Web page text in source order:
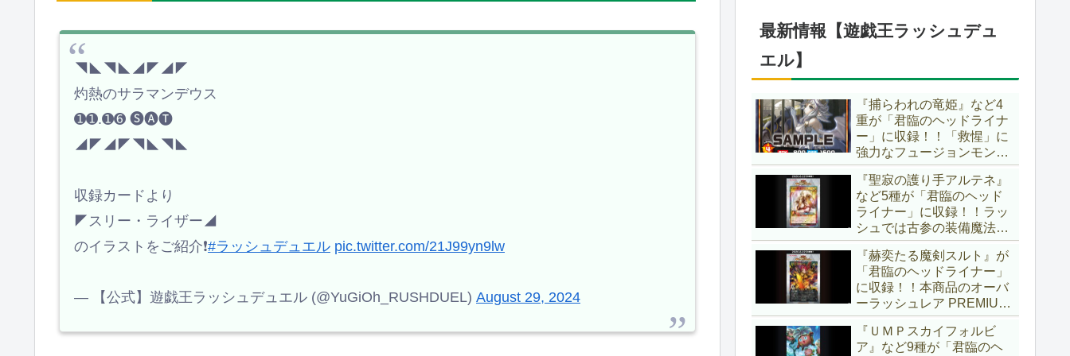
◥◣◥◣◢◤◢◤
灼熱のサラマンデウス
➊➊.➊➏ 🅢🅐🅣
◢◤◢◤◥◣◥◣
収録カードより
◤スリー・ライザー◢
のイラストをご紹介❗️#ラッシュデュエル pic.twitter.com/21J99yn9lw
— 【公式】遊戯王ラッシュデュエル (@YuGiOh_RUSHDUEL) August 29, 2024
今回は前回以上に個性派揃
いとなりましたね～。【遊
最新情報【遊戯王ラッシュデュ
エル】
『捕らわれの竜姫』など4
重が「君臨のヘッドライナ
ー」に収録！！「救惺」に
強力なフュージョンモンス
ターとサポーターが登
場！！性能の高さはもちろ
ん、イラストから推察され
る背景ストーリーも興味深
い……。【遊戯王ラッシュ
デュエル】
『聖寂の護り手アルテネ』
など5種が「君臨のヘッド
ライナー」に収録！！ラッ
シュでは古参の装備魔法
『アルテネの加護』がテー
マ化！！3種のユニオンが
存在し、天使族では汎用的
なサポーターとなります
ね！！【遊戯王ラッシュデ
ュエル】
『赫奕たる魔剣スルト』が
「君臨のヘッドライナー」
に収録！！本商品のオーバ
ーラッシュレア PREMIUM
BLACK Ver.枠！！初の下級
モンスターで、「ヘルシ
ィ」と相性抜群なバウンス
『ＵＭＰスカイフォルビ
ア』など9種が「君臨のヘ